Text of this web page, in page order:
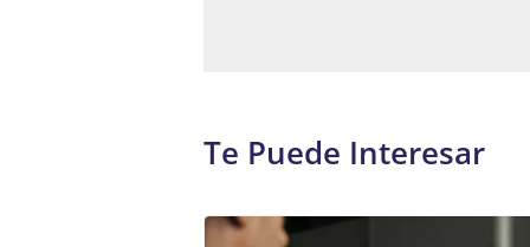
Te Puede Interesar